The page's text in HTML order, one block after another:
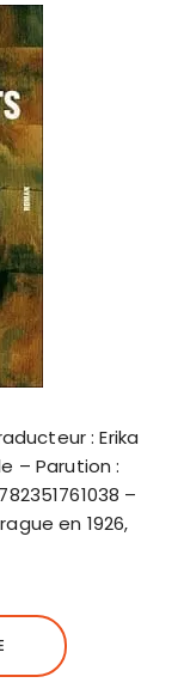
: Erika
– Parution :
–
en 1926,